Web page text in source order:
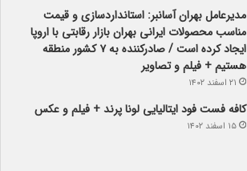
مدیرعامل بهران آسانبر: استانداردسازی و قیمت
مناسب محصولات ایرانی بهران بازار رقابتی با اروپا
ایجاد کرده است / صادرکننده به ۷ کشور منطقه
هستیم + فیلم و تصاویر
۲۱ اسفند ۱۴۰۲
کافه فست فود ایتالیایی لونا پرند + فیلم و عکس
۱۵ اسفند ۱۴۰۲